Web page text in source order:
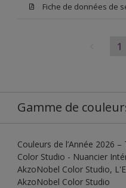
Fiche de données de
1
Gamme de
Couleurs de l’Année 2026
Color Studio - Nuancier
AkzoNobel Color Studio,
AkzoNobel Color Studio